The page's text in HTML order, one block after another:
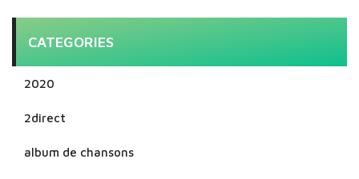
CATEGORIES
2020
2direct
album de chansons